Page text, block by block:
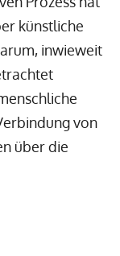
künstliche
inwieweit
von
über die